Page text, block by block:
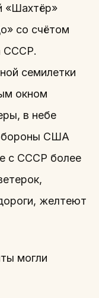
«Шахтёр»
со счётом
СССР.
семилетки
окном
в небе
США
с СССР более
желтеют
могли